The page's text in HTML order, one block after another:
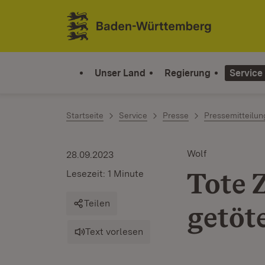
Zum Inhalt springen
Link zur Startseite
Unser Land Regierung Service
Startseite Service Presse
Wolf
Tote
28.09.2023
Lesezeit: 1 Minute
Teilen
Text vorlesen